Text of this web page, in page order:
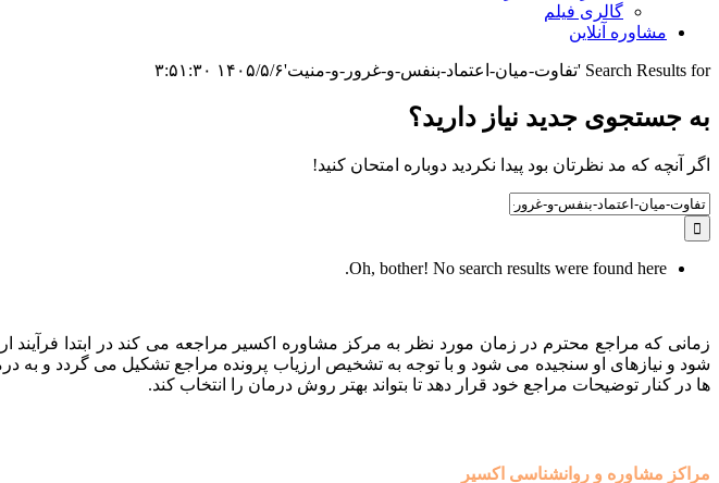
گالری فیلم
مشاوره آنلاین
Search Results for 'تفاوت-میان-اعتماد-بنفس-و-غرور-و-منیت' ۱۴۰۵/۵/۶ ۳:۵۱:۳۰
به جستجوی جديد نياز داريد؟
اگر آنچه که مد نظرتان بود پیدا نکردید دوباره امتحان کنید!
Search
for:
Oh, bother! No search results were found here.
زمانی که مراجع محترم در زمان مورد نظر به مرکز مشاوره اکسیر مراجعه می کند در ابتدا
شود و نیازهای او سنجیده می شود و با توجه به تشخیص ارزیاب پرونده مراجع تشکیل می گردد و به
ها در کنار توضیحات مراجع خود قرار دهد تا بتواند بهتر روش درمان را انتخاب کند.
مراکز مشاوره و روانشناسی اکسیر